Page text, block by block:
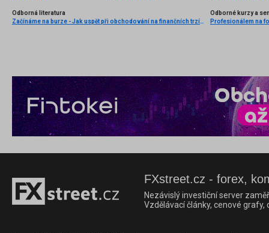
Odborná literatura
Začínáme na burze - Jak uspět při obchodování na finančních trzích (1. vydání)
Odborné kurzy a
FXstreet.cz - forex,
Nezávislý investiční server
Vzdělávací články, cenové